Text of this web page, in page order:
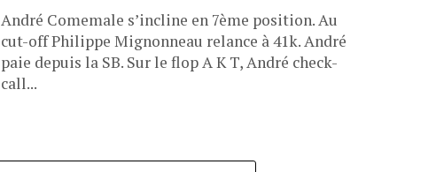
André Comemale s’incline en 7ème position. Au
cut-off Philippe Mignonneau relance à 41k. André
paie depuis la SB. Sur le flop A K T, André check-
call...